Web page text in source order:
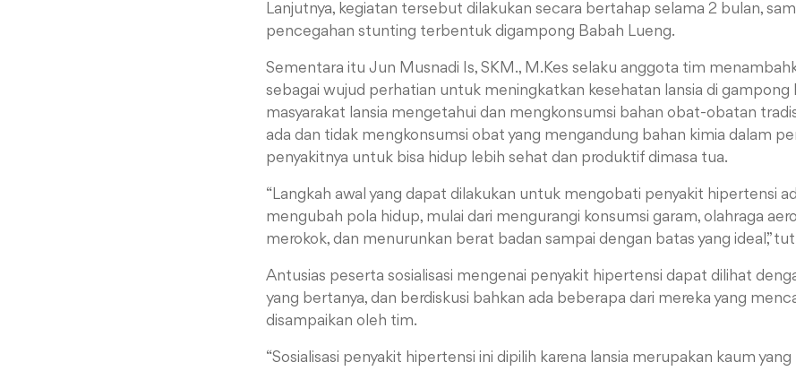
Lanjutnya, kegiatan tersebut dilakukan secara bertahap selama 2 bulan,
pencegahan stunting terbentuk digampong Babah Lueng.
Sementara itu Jun Musnadi Is, SKM., M.Kes selaku anggota tim
sebagai wujud perhatian untuk meningkatkan kesehatan lansia di gampong
masyarakat lansia mengetahui dan mengkonsumsi bahan obat-obatan
ada dan tidak mengkonsumsi obat yang mengandung bahan kimia dalam
penyakitnya untuk bisa hidup lebih sehat dan produktif dimasa tua.
“Langkah awal yang dapat dilakukan untuk mengobati penyakit hipertensi
mengubah pola hidup, mulai dari mengurangi konsumsi garam, olahraga
merokok, dan menurunkan berat badan sampai dengan batas yang ideal,”
Antusias peserta sosialisasi mengenai penyakit hipertensi dapat dilihat
yang bertanya, dan berdiskusi bahkan ada beberapa dari mereka yang
disampaikan oleh tim.
“Sosialisasi penyakit hipertensi ini dipilih karena lansia merupakan kaum